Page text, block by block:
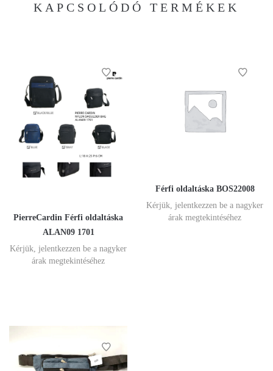
KAPCSOLÓDÓ TERMÉKEK
PierreCardin Férfi oldaltáska
ALAN09 1701
Kérjük, jelentkezzen be a nagyker
árak megtekintéséhez
Férfi oldaltáska BOS22008
Kérjük, jelentkezzen be a nagyker
árak megtekintéséhez